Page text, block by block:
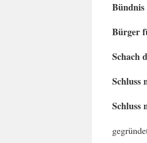
Bürger
Schach
Schluss
Schluss